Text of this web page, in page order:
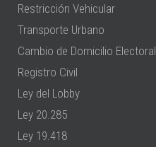
Restricción Vehicular
Transporte Urbano
Cambio de Domicilio Electoral
Registro Civil
Ley del Lobby
Ley 20.285
Ley 19.418